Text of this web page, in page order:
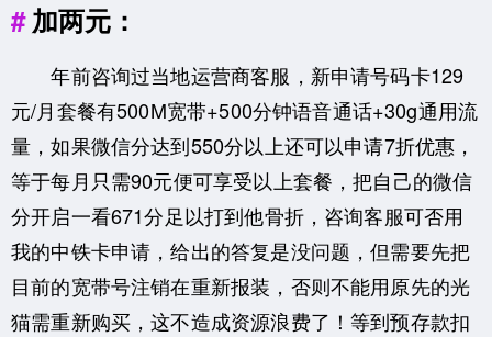
加两元：
年前咨询过当地运营商客服，新申请号码卡129
元/月套餐有500M宽带+500分钟语音通话+30g通用流
量，如果微信分达到550分以上还可以申请7折优惠，
等于每月只需90元便可享受以上套餐，把自己的微信
分开启一看671分足以打到他骨折，咨询客服可否用
我的中铁卡申请，给出的答复是没问题，但需要先把
目前的宽带号注销在重新报装，否则不能用原先的光
猫需重新购买，这不造成资源浪费了！等到预存款扣